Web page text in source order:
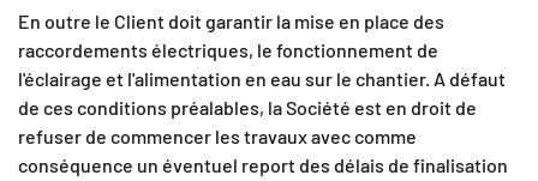
En outre le Client doit garantir la mise en place des
raccordements électriques, le fonctionnement de
l'éclairage et l'alimentation en eau sur le chantier. A défaut
de ces conditions préalables, la Société est en droit de
refuser de commencer les travaux avec comme
conséquence un éventuel report des délais de finalisation